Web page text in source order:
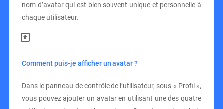
nom d’avatar qui est bien souvent unique et personnelle à
chaque utilisateur.
Comment puis-je afficher un avatar ?
Dans le panneau de contrôle de l’utilisateur, sous « Profil »,
vous pouvez ajouter un avatar en utilisant une des quatre